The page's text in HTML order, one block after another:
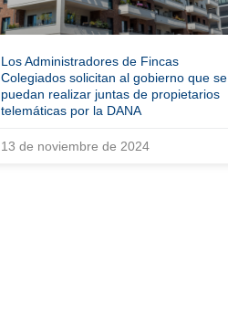
Los Administradores de Fincas
Colegiados solicitan al gobierno que se
puedan realizar juntas de propietarios
telemáticas por la DANA
13 de noviembre de 2024